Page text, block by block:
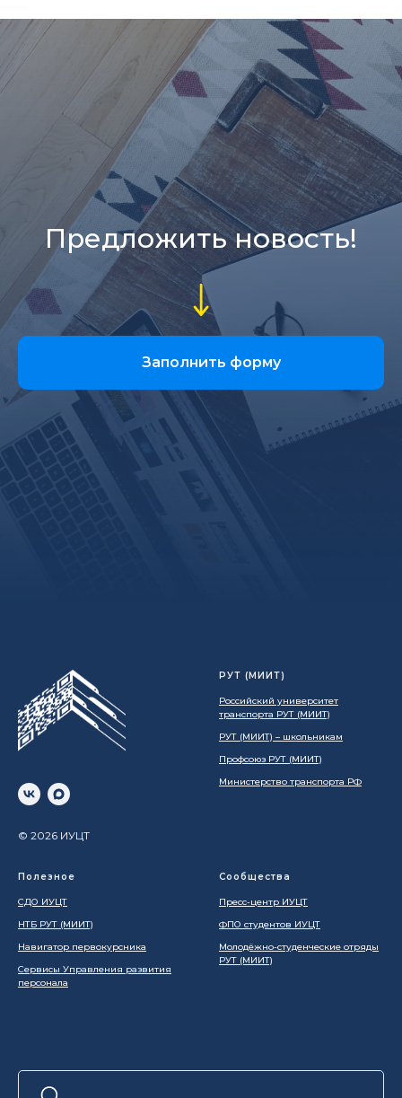
Предложить новость!
Заполнить форму
© 2026 ИУЦТ
РУТ (МИИТ)
Российский университет
транспорта РУТ (МИИТ)
РУТ (МИИТ) – школьникам
Профсоюз РУТ (МИИТ)
Министерство транспорта РФ
Полезное
СДО ИУЦТ
НТБ РУТ (МИИТ)
Навигатор первокурсника
Сервисы Управления развития
персонала
Сообщества
Пресс-центр ИУЦТ
ФПО студентов ИУЦТ
Молодёжно-студенческие отряды
РУТ (МИИТ)